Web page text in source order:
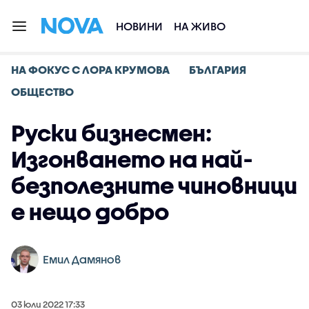
НОВИНИ НА ЖИВО
НА ФОКУС С ЛОРА КРУМОВА
БЪЛГАРИЯ
ОБЩЕСТВО
Руски бизнесмен:
Изгонването на най-
безполезните чиновници
е нещо добро
Емил Дамянов
03 юли 2022 17:33